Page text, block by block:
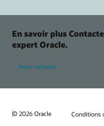
En savoir plus
expert Oracle.
Nous contacter
© 2026 Oracle
Conditions